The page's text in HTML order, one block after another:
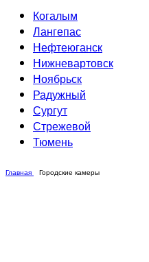
Когалым
Лангепас
Нефтеюганск
Нижневартовск
Ноябрьск
Радужный
Сургут
Стрежевой
Тюмень
Главная Городские камеры